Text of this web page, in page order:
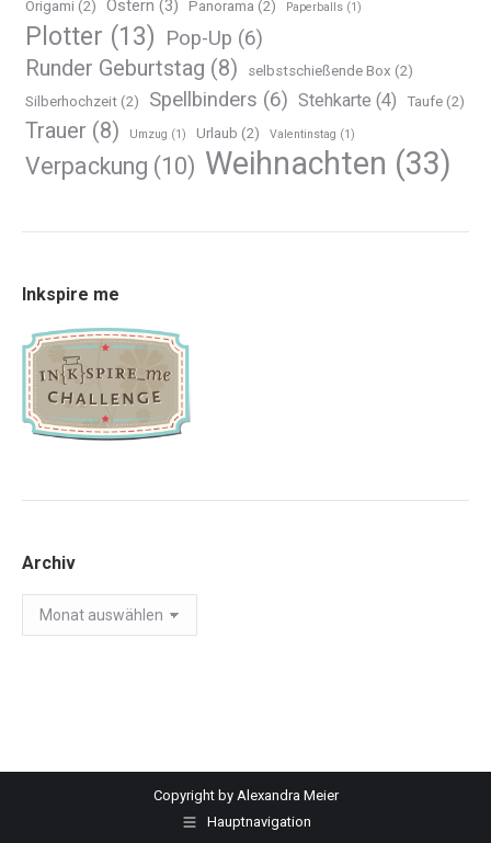
Origami (2) Ostern (3) Panorama (2) Paperballs (1)
Plotter (13) Pop-Up (6)
Runder Geburtstag (8) selbstschießende Box (2)
Silberhochzeit (2) Spellbinders (6) Stehkarte (4) Taufe (2)
Trauer (8) Umzug (1) Urlaub (2) Valentinstag (1)
Verpackung (10) Weihnachten (33)
Inkspire me
Archiv
Archiv
Copyright by Alexandra Meier
Hauptnavigation